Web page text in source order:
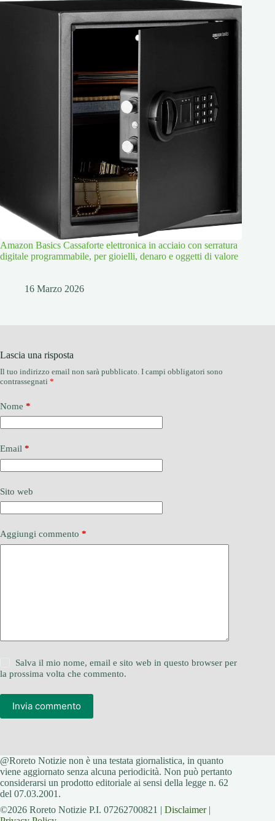
Amazon Basics Cassaforte elettronica in acciaio con serratura
digitale programmabile, per gioielli, denaro e oggetti di valore
16 Marzo 2026
Lascia una risposta
Il tuo indirizzo email non sarà pubblicato. I campi obbligatori sono
contrassegnati *
Nome *
Email *
Sito web
Aggiungi commento *
Salva il mio nome, email e sito web in questo browser per
la prossima volta che commento.
Invia commento
@Roreto Notizie non è una testata giornalistica, in quanto
viene aggiornato senza alcuna periodicità. Non può pertanto
considerarsi un prodotto editoriale ai sensi della legge n. 62
del 07.03.2001.
©2026 Roreto Notizie P.I. 07262700821 | Disclaimer|